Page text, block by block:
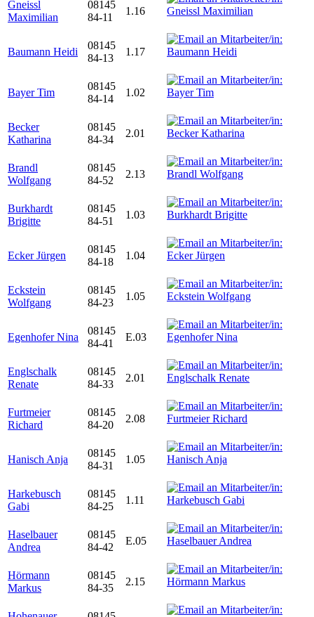
Gneissl
Maximilian
08145
84-11
1.16
Baumann Heidi
08145
84-13
1.17
Bayer Tim
08145
84-14
1.02
Becker
Katharina
08145
84-34
2.01
Brandl
Wolfgang
08145
84-52
2.13
Burkhardt
Brigitte
08145
84-51
1.03
Ecker Jürgen
08145
84-18
1.04
Eckstein
Wolfgang
08145
84-23
1.05
Egenhofer Nina
08145
84-41
E.03
Englschalk
Renate
08145
84-33
2.01
Furtmeier
Richard
08145
84-20
2.08
Hanisch Anja
08145
84-31
1.05
Harkebusch
Gabi
08145
84-25
1.11
Haselbauer
Andrea
08145
84-42
E.05
Hörmann
Markus
08145
84-35
2.15